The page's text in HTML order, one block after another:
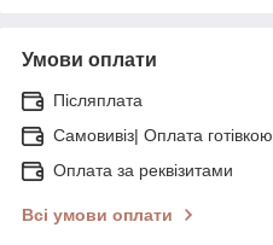
Умови оплати
Післяплата
Самовивіз| Оплата готівкою
Оплата за реквізитами
Всі умови оплати